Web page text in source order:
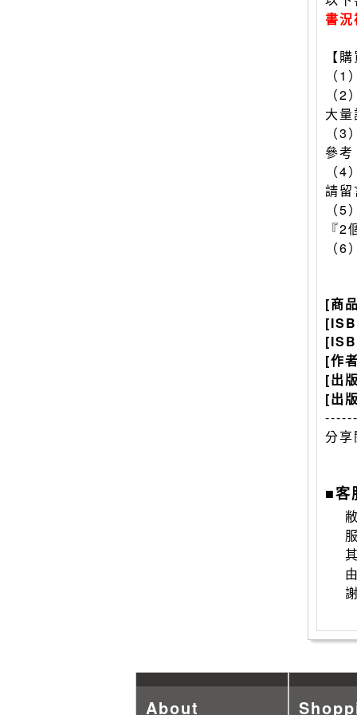
書
【
（
（
大
（
參
（
請
（
『
（
[商
[作
[出
[出
分
■客
About